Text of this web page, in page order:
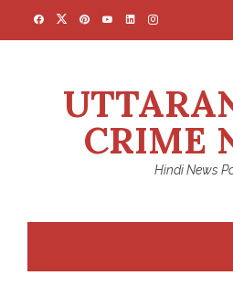
CRIME
Hindi News